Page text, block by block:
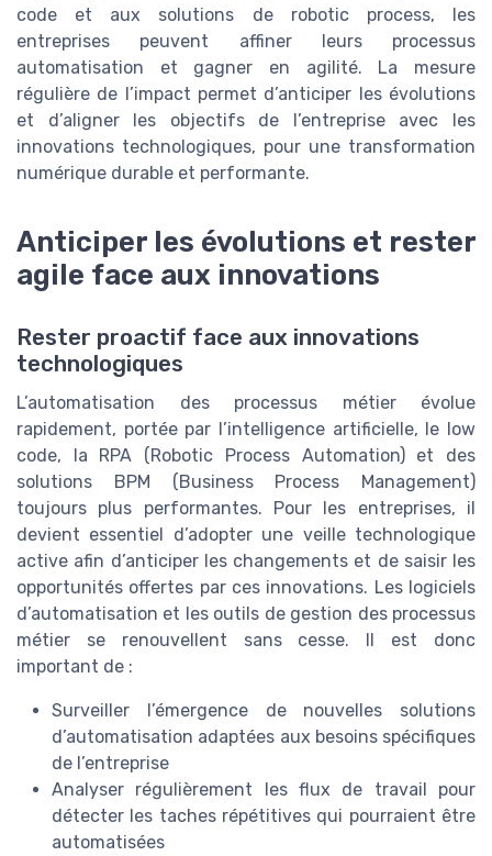
code et aux solutions de robotic process, les
entreprises peuvent affiner leurs processus
automatisation et gagner en agilité. La mesure
régulière de l’impact permet d’anticiper les évolutions
et d’aligner les objectifs de l’entreprise avec les
innovations technologiques, pour une transformation
numérique durable et performante.
Anticiper les évolutions et rester
agile face aux innovations
Rester proactif face aux innovations
technologiques
L’automatisation des processus métier évolue
rapidement, portée par l’intelligence artificielle, le low
code, la RPA (Robotic Process Automation) et des
solutions BPM (Business Process Management)
toujours plus performantes. Pour les entreprises, il
devient essentiel d’adopter une veille technologique
active afin d’anticiper les changements et de saisir les
opportunités offertes par ces innovations. Les logiciels
d’automatisation et les outils de gestion des processus
métier se renouvellent sans cesse. Il est donc
important de :
Surveiller l’émergence de nouvelles solutions
d’automatisation adaptées aux besoins spécifiques
de l’entreprise
Analyser régulièrement les flux de travail pour
détecter les taches répétitives qui pourraient être
automatisées